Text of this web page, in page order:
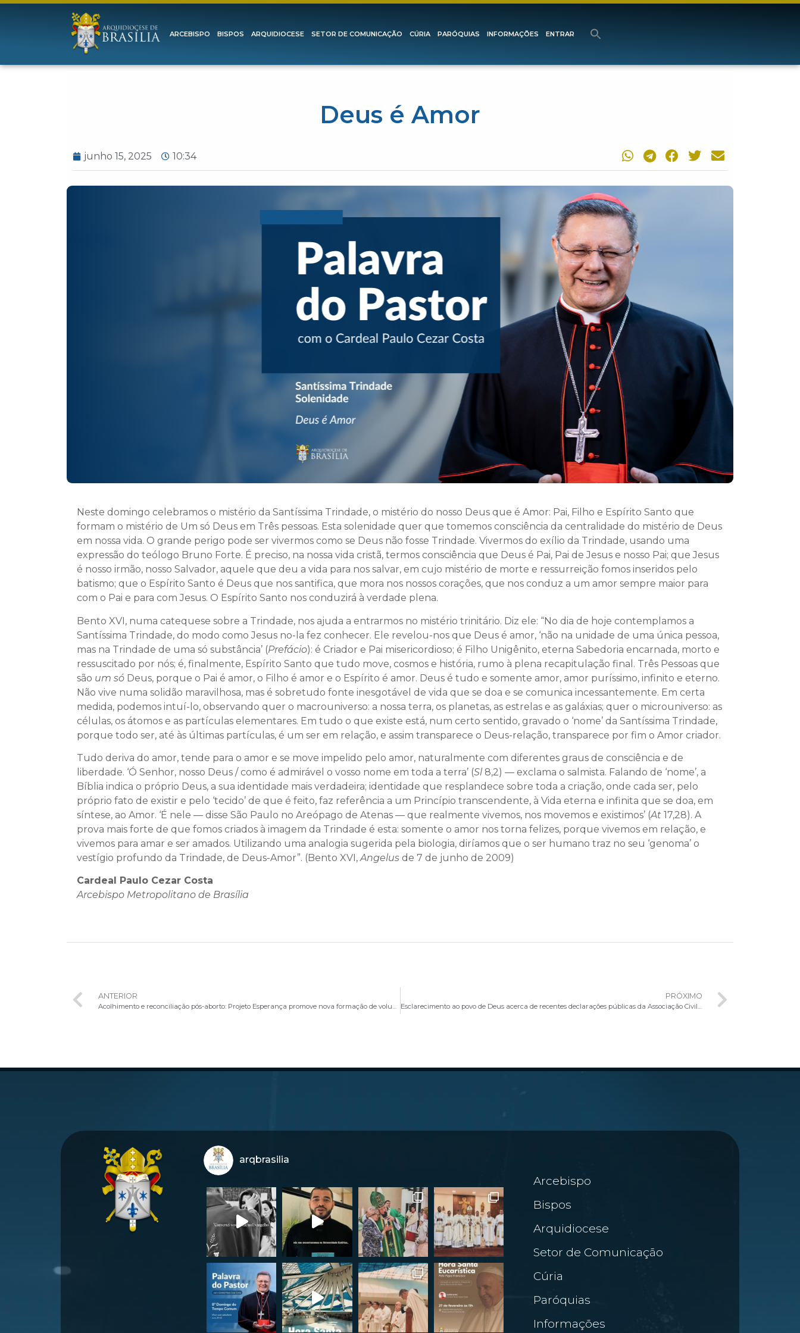
ARCEBISPO BISPOS ARQUIDIOCESE SETOR DE COMUNICAÇÃO CÚRIA PARÓQUIAS INFORMAÇÕES ENTRAR
Deus é Amor
junho 15, 2025 10:34
Neste domingo celebramos o mistério da Santíssima Trindade, o mistério do nosso Deus que é Amor: Pai, Filho e Espírito Santo que
formam o mistério de Um só Deus em Três pessoas. Esta solenidade quer que tomemos consciência da centralidade do mistério de Deus
em nossa vida. O grande perigo pode ser vivermos como se Deus não fosse Trindade. Vivermos do exílio da Trindade, usando uma
expressão do teólogo Bruno Forte. É preciso, na nossa vida cristã, termos consciência que Deus é Pai, Pai de Jesus e nosso Pai; que Jesus
é nosso irmão, nosso Salvador, aquele que deu a vida para nos salvar, em cujo mistério de morte e ressurreição fomos inseridos pelo
batismo; que o Espírito Santo é Deus que nos santifica, que mora nos nossos corações, que nos conduz a um amor sempre maior para
com o Pai e para com Jesus. O Espírito Santo nos conduzirá à verdade plena.
Bento XVI, numa catequese sobre a Trindade, nos ajuda a entrarmos no mistério trinitário. Diz ele: “No dia de hoje contemplamos a
Santíssima Trindade, do modo como Jesus no-la fez conhecer. Ele revelou-nos que Deus é amor, ‘não na unidade de uma única pessoa,
mas na Trindade de uma só substância’ (Prefácio): é Criador e Pai misericordioso; é Filho Unigênito, eterna Sabedoria encarnada, morto e
ressuscitado por nós; é, finalmente, Espírito Santo que tudo move, cosmos e história, rumo à plena recapitulação final. Três Pessoas que
são um só Deus, porque o Pai é amor, o Filho é amor e o Espírito é amor. Deus é tudo e somente amor, amor puríssimo, infinito e eterno.
Não vive numa solidão maravilhosa, mas é sobretudo fonte inesgotável de vida que se doa e se comunica incessantemente. Em certa
medida, podemos intuí-lo, observando quer o macrouniverso: a nossa terra, os planetas, as estrelas e as galáxias; quer o microuniverso: as
células, os átomos e as partículas elementares. Em tudo o que existe está, num certo sentido, gravado o ‘nome’ da Santíssima Trindade,
porque todo ser, até às últimas partículas, é um ser em relação, e assim transparece o Deus-relação, transparece por fim o Amor criador.
Tudo deriva do amor, tende para o amor e se move impelido pelo amor, naturalmente com diferentes graus de consciência e de
liberdade. ‘Ó Senhor, nosso Deus / como é admirável o vosso nome em toda a terra’ (Sl 8,2) — exclama o salmista. Falando de ‘nome’, a
Bíblia indica o próprio Deus, a sua identidade mais verdadeira; identidade que resplandece sobre toda a criação, onde cada ser, pelo
próprio fato de existir e pelo ‘tecido’ de que é feito, faz referência a um Princípio transcendente, à Vida eterna e infinita que se doa, em
síntese, ao Amor. ‘É nele — disse São Paulo no Areópago de Atenas — que realmente vivemos, nos movemos e existimos’ (At 17,28). A
prova mais forte de que fomos criados à imagem da Trindade é esta: somente o amor nos torna felizes, porque vivemos em relação, e
vivemos para amar e ser amados. Utilizando uma analogia sugerida pela biologia, diríamos que o ser humano traz no seu ‘genoma’ o
vestígio profundo da Trindade, de Deus-Amor”. (Bento XVI,Angelus de 7 de junho de 2009)
Cardeal Paulo Cezar Costa
Arcebispo Metropolitano de Brasília
ANTERIOR PRÓXIMO
arqbrasilia
Arcebispo
Bispos
Arquidiocese
Setor de Comunicação
Cúria
Paróquias
Informações